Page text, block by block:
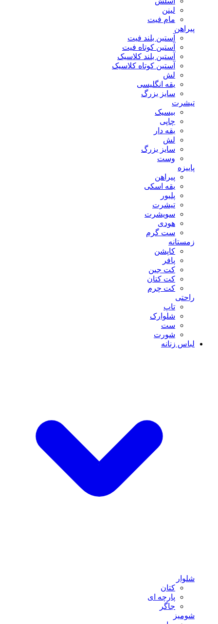
لینن
مام فیت
پیراهن
آستین بلند فیت
آستین کوتاه فیت
آستین بلند کلاسیک
آستین کوتاه کلاسیک
لش
یقه انگلیسی
سایز بزرگ
تیشرت
بیسیک
چاپی
یقه دار
لش
سایز بزرگ
وست
پاییزه
پیراهن
یقه اسکی
پلیور
تیشرت
سویشرت
هودی
ست گرم
زمستانه
کاپشن
پافر
کت جین
کت کتان
کت چرم
راحتی
تاپ
شلوارک
ست
شورت
لباس زنانه
شلوار
کتان
پارچه ای
جاگر
شومیز